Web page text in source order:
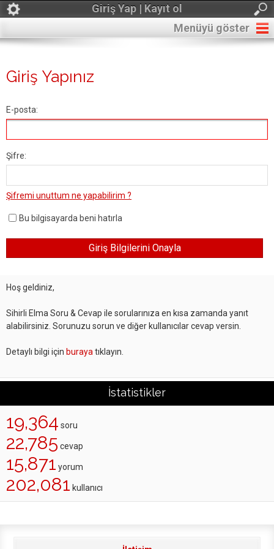
Giriş Yap | Kayıt ol
Menüyü göster
Giriş Yapınız
E-posta:
Şifre:
Şifremi unuttum ne yapabilirim ?
Bu bilgisayarda beni hatırla
Hoş geldiniz,
Sihirli Elma Soru & Cevap ile sorularınıza en kısa zamanda yanıt
alabilirsiniz. Sorunuzu sorun ve diğer kullanıcılar cevap versin.
Detaylı bilgi için buraya tıklayın.
İstatistikler
19,364 soru
22,785 cevap
15,871 yorum
202,081 kullanıcı